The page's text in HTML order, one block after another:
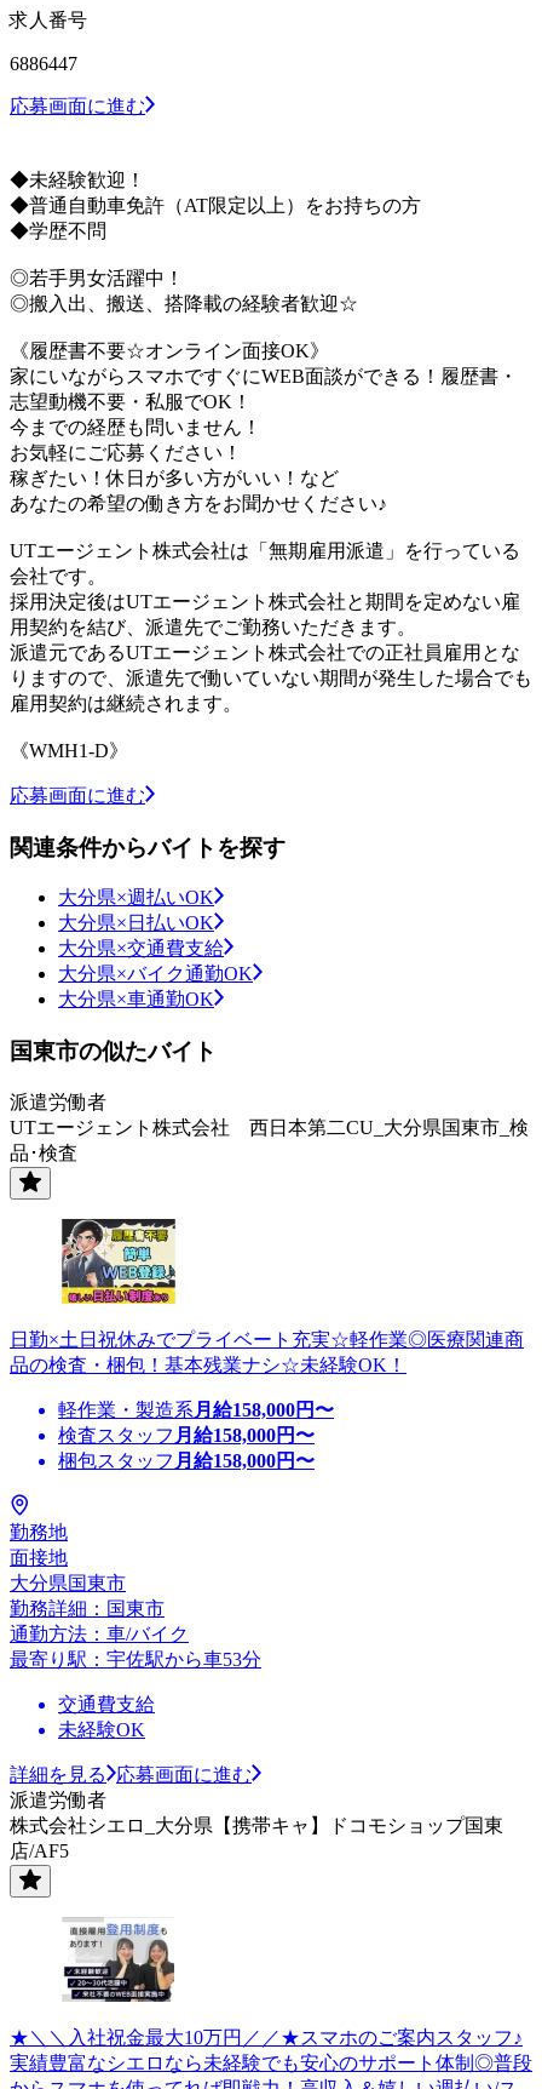
求人番号
6886447
応募画面に進む
◆未経験歓迎！
◆普通自動車免許（AT限定以上）をお持ちの方
◆学歴不問
◎若手男女活躍中！
◎搬入出、搬送、搭降載の経験者歓迎☆
《履歴書不要☆オンライン面接OK》
家にいながらスマホですぐにWEB面談ができる！履歴書・
志望動機不要・私服でOK！
今までの経歴も問いません！
お気軽にご応募ください！
稼ぎたい！休日が多い方がいい！など
あなたの希望の働き方をお聞かせください♪
UTエージェント株式会社は「無期雇用派遣」を行っている
会社です。
採用決定後はUTエージェント株式会社と期間を定めない雇
用契約を結び、派遣先でご勤務いただきます。
派遣元であるUTエージェント株式会社での正社員雇用とな
りますので、派遣先で働いていない期間が発生した場合でも
雇用契約は継続されます。
《WMH1-D》
応募画面に進む
関連条件からバイトを探す
大分県×週払いOK
大分県×日払いOK
大分県×交通費支給
大分県×バイク通勤OK
大分県×車通勤OK
国東市の似たバイト
派遣労働者
UTエージェント株式会社 西日本第二CU_大分県国東市_検
品･検査
日勤×土日祝休みでプライベート充実☆軽作業◎医療関連商
品の検査・梱包！基本残業ナシ☆未経験OK！
軽作業・製造系 月給158,000円〜
検査スタッフ 月給158,000円〜
梱包スタッフ 月給158,000円〜
勤務地
面接地
大分県国東市
勤務詳細：国東市
通勤方法：車/バイク
最寄り駅：宇佐駅から車53分
交通費支給
未経験OK
詳細を見る
応募画面に進む
派遣労働者
株式会社シエロ_大分県【携帯キャ】ドコモショップ国東
店/AF5
★＼＼入社祝金最大10万円／／★スマホのご案内スタッフ♪
実績豊富なシエロなら未経験でも安心のサポート体制◎普段